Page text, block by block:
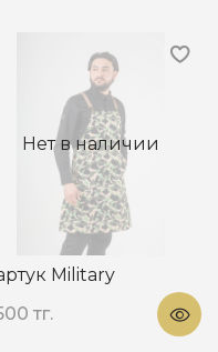
Нет в наличии
Military
тг.